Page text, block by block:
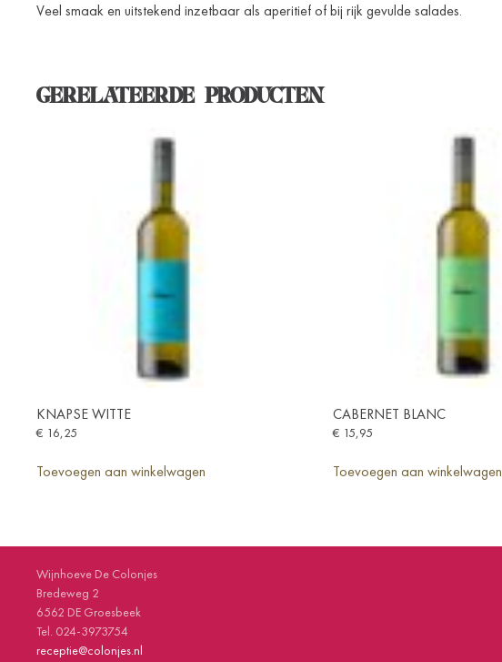
Veel smaak en uitstekend inzetbaar als aperitief of bij rijk gevulde salades.
GERELATEERDE PRODUCTEN
KNAPSE WITTE
€ 16,25
Toevoegen aan winkelwagen
CABERNET BLANC
€ 15,95
Toevoegen aan winkelwagen
Wijnhoeve De Colonjes
Bredeweg 2
6562 DE Groesbeek
Tel. 024-3973754
receptie@colonjes.nl